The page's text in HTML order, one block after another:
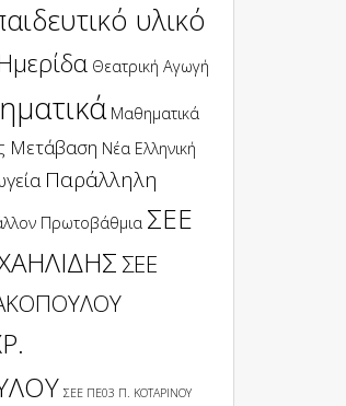
υλικό
Θεατρική Αγωγή
Μαθηματικά
Μετάβαση Νέα Ελληνική
Παράλληλη
Πρωτοβάθμια ΣΕΕ
ΣΕΕ
ΣΕΕ ΠΕ03 Π. ΚΟΤΑΡΙΝΟΥ